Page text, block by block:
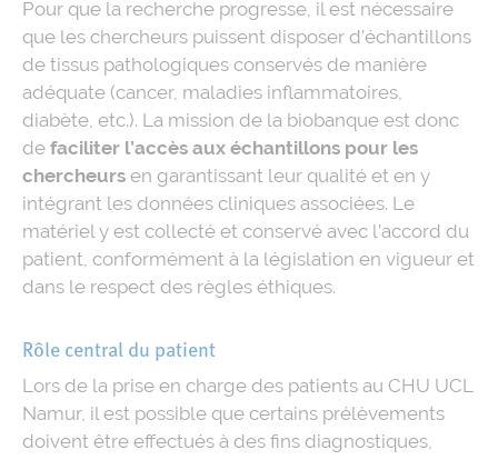
Pour que la recherche progresse, il est nécessaire
que les chercheurs puissent disposer d’échantillons
de tissus pathologiques conservés de manière
adéquate (cancer, maladies inflammatoires,
diabète, etc.). La mission de la biobanque est donc
de faciliter l’accès aux échantillons pour les
chercheurs en garantissant leur qualité et en y
intégrant les données cliniques associées. Le
matériel y est collecté et conservé avec l’accord du
patient, conformément à la législation en vigueur et
dans le respect des règles éthiques.
Rôle central du patient
Lors de la prise en charge des patients au CHU UCL
Namur, il est possible que certains prélèvements
doivent être effectués à des fins diagnostiques,